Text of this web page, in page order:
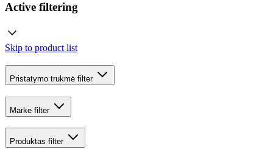
Active filtering
Skip to product list
Pristatymo trukmė filter
Marke filter
Produktas filter